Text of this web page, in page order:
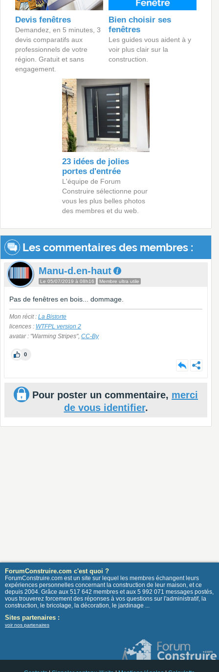
Devis fenêtres
Demandez, en 5 minutes, 3
devis comparatifs aux
professionnels de votre
région. Gratuit et sans
engagement.
Bien choisir ses
fenêtres
Les guides vous aident à y
voir plus clair sur la
construction.
23 idées de jolies
portes d'entrée
L'équipe de Forum
Construire sélectionne pour
vous les plus belles photos
des membres et du web.
Les commentaires des membres :
Manu-d.en-haut
Le 05/07/2019 à 08h16 Membre ultra utile
Pas de fenêtres en bois... dommage.
Mon récit : La Bistorte
licences : WTFPL version 2
avatar : "Warming Stripes", CC-By
0
Pour poster un commentaire, merci
de vous identifier.
ForumConstruire.com c'est quoi ?
ForumConstruire.com est un site sur lequel les membres échangent leurs
expériences personnelles concernant la construction de leur maison, et ce
depuis 2004. Grâce aux 517 642 membres et aux 5 992 071 messages postés,
vous trouverez forcement des réponses à vos questions sur l'administratif, la
construction, le bricolage, la décoration, le jardinage ...
Sites partenaires :
voir nos partenaires